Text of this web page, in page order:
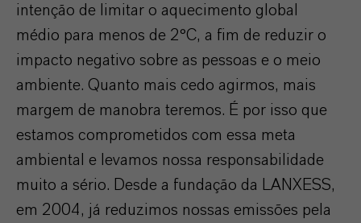
intenção de limitar o aquecimento global
médio para menos de 2°C, a fim de reduzir o
impacto negativo sobre as pessoas e o meio
ambiente. Quanto mais cedo agirmos, mais
margem de manobra teremos. É por isso que
estamos comprometidos com essa meta
ambiental e levamos nossa responsabilidade
muito a sério. Desde a fundação da LANXESS,
em 2004, já reduzimos nossas emissões pela